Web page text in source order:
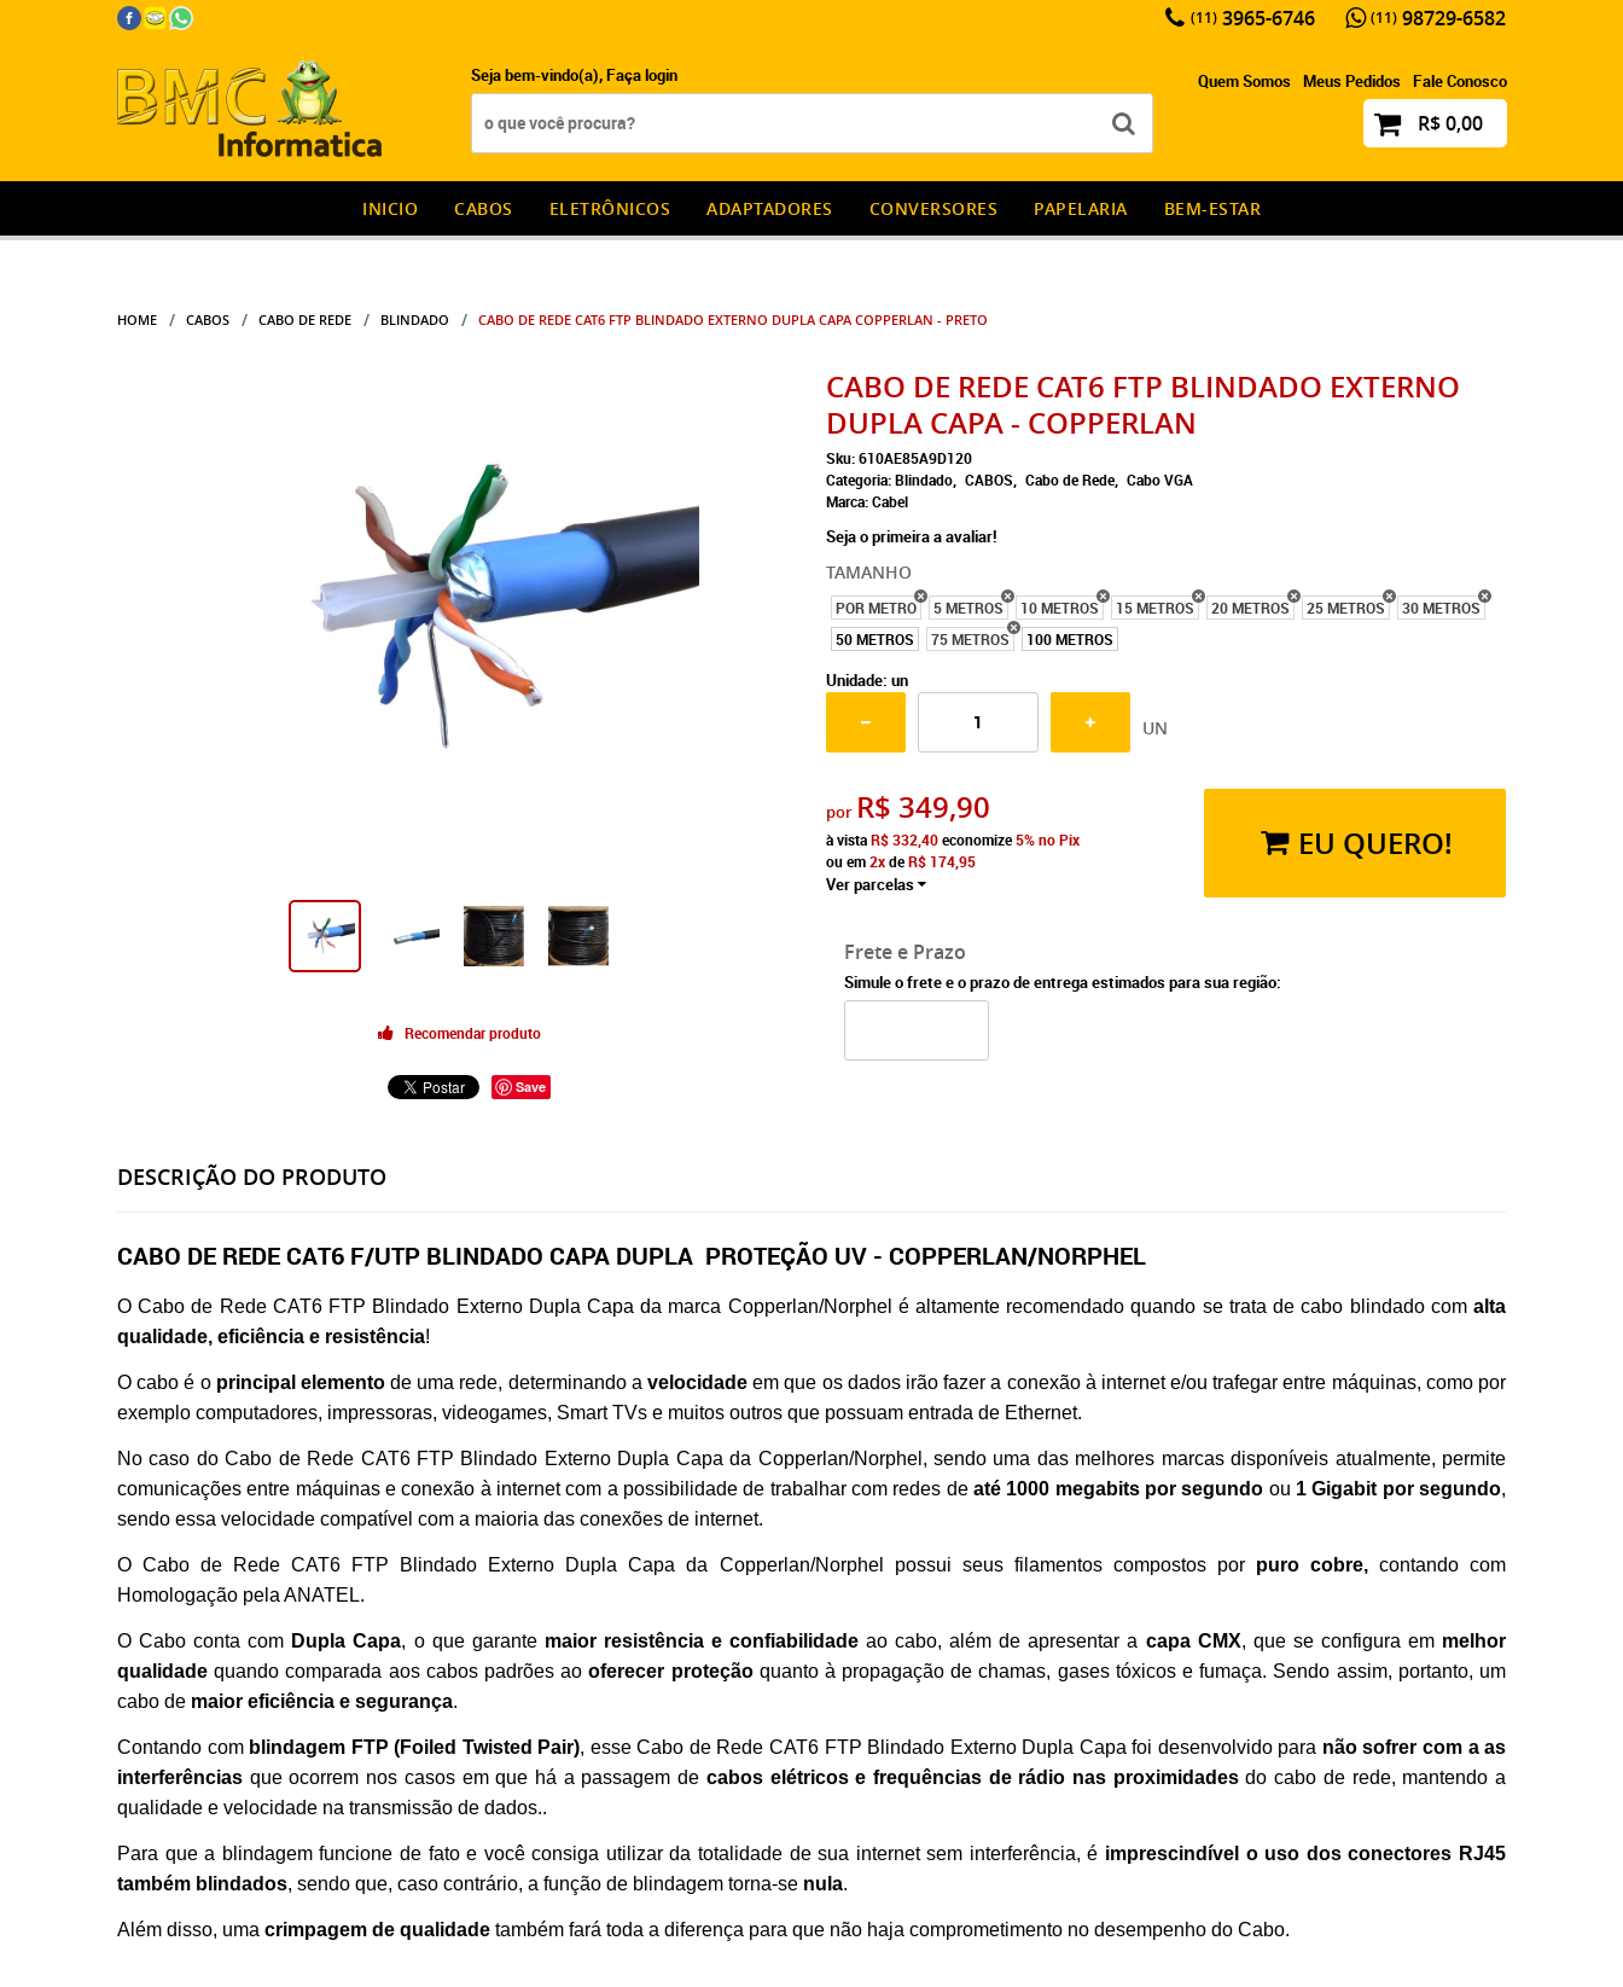
(11) 3965-6746 (11) 98729-6582
Seja bem-vindo(a),Faça login Quem Somos Meus Pedidos Fale Conosco
R$ 0,00
INICIO CABOS ELETRÔNICOS ADAPTADORES CONVERSORES PAPELARIA BEM-ESTAR
HOME CABOS CABO DE REDE BLINDADO CABO DE REDE CAT6 FTP BLINDADO EXTERNO DUPLA CAPA COPPERLAN - PRETO
Recomendar produto
Save
CABO DE REDE CAT6 FTP BLINDADO EXTERNO
DUPLA CAPA - COPPERLAN
Sku:610AE85A9D120
Categoria: Blindado CABOS Cabo de Rede
Cabo VGA
Marca:Cabel
Seja o primeira a avaliar!
TAMANHO
POR METRO 5 METROS 10 METROS 15 METROS 20 METROS 25 METROS
30 METROS
50 METROS
75 METROS 100 METROS
Unidade: un
UN
por R$ 349,90
à vistaR$ 332,40economize5% no Pix
ou em2xdeR$ 174,95
Ver parcelas
EU QUERO!
Frete e Prazo
Simule o frete e o prazo de entrega estimados para sua região:
DESCRIÇÃO DO PRODUTO
CABO DE REDE CAT6 F/UTP BLINDADO CAPA DUPLA PROTEÇÃO UV - COPPERLAN/NORPHEL
O Cabo de Rede CAT6 FTP Blindado Externo Dupla Capa da marca Copperlan/Norphel é altamente recomendado quando se trata de cabo blindado com alta
qualidade, eficiência e resistência!
O cabo é o principal elementode uma rede, determinando avelocidade em que os dados irão fazer a conexão à internet e/ou trafegar entre máquinas, como por
exemplo computadores, impressoras, videogames, Smart TVs e muitos outros que possuam entrada de Ethernet.
No caso do Cabo de Rede CAT6 FTP Blindado Externo Dupla Capa da Copperlan/Norphel, sendo uma das melhores marcas disponíveis atualmente, permite
comunicações entre máquinas e conexão à internet com a possibilidade de trabalhar com redes de até 1000 megabits por segundo ou 1 Gigabit por segundo,
sendo essa velocidade compatível com a maioria das conexões de internet.
O Cabo de Rede CAT6 FTP Blindado Externo Dupla Capa da Copperlan/Norphel possui seus filamentos compostos por puro cobre, contando com
Homologação pela ANATEL.
O Cabo conta com Dupla Capa, o que garante maior resistência e confiabilidade ao cabo, além de apresentar a capa CMX, que se configura em melhor
qualidade quando comparada aos cabos padrões aooferecer proteçãoquanto à propagação de chamas, gases tóxicos e fumaça. Sendo assim, portanto, um
cabo de maior eficiência e segurança.
Contando com blindagem FTP (Foiled Twisted Pair), esse Cabo de Rede CAT6 FTP Blindado Externo Dupla Capa foi desenvolvido para não sofrer com a as
interferências que ocorrem nos casos em que há a passagem de cabos elétricos e frequências de rádio nas proximidadesdo cabo de rede, mantendo a
qualidade e velocidade na transmissão de dados..
Para que a blindagem funcione de fato e você consiga utilizar da totalidade de sua internet sem interferência, é imprescindível o uso dos conectores RJ45
também blindados, sendo que, caso contrário, a função de blindagem torna-se nula.
Além disso, uma crimpagem de qualidade também fará toda a diferença para que não haja comprometimento no desempenho do Cabo.